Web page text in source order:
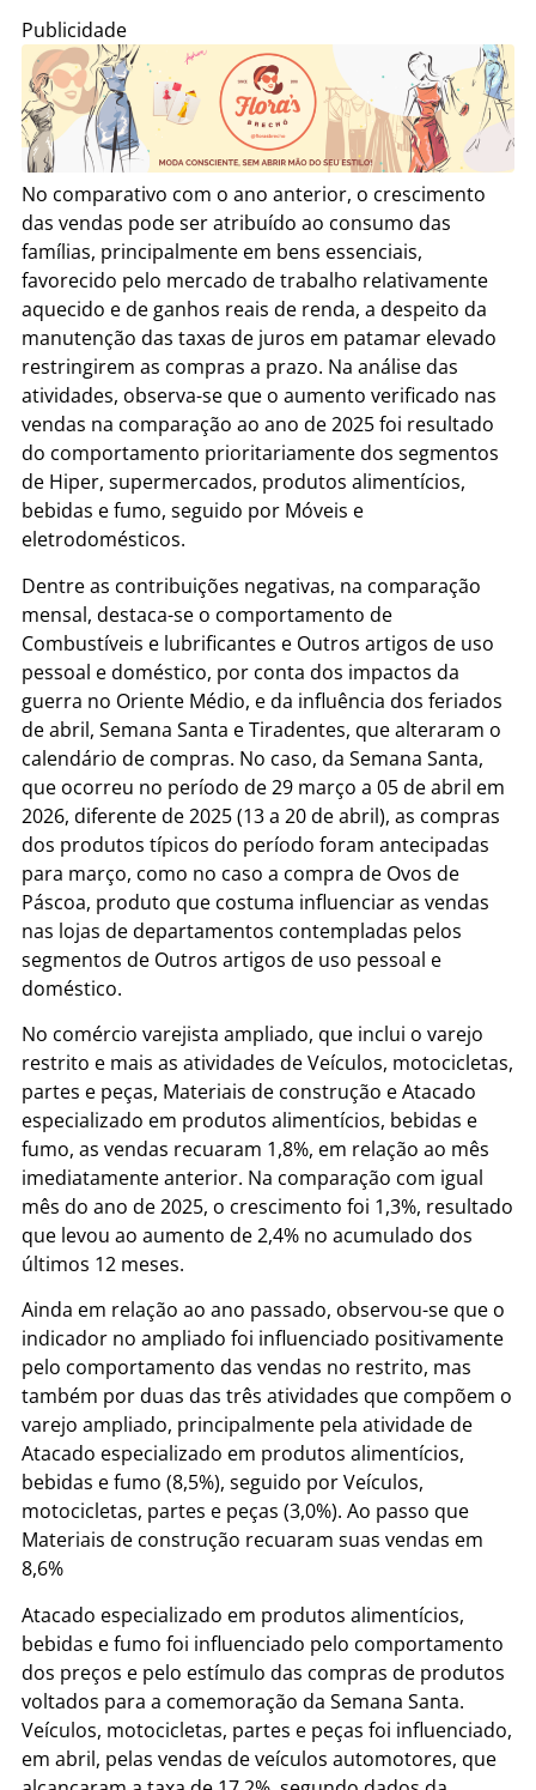
Publicidade
No comparativo com o ano anterior, o crescimento
das vendas pode ser atribuído ao consumo das
famílias, principalmente em bens essenciais,
favorecido pelo mercado de trabalho relativamente
aquecido e de ganhos reais de renda, a despeito da
manutenção das taxas de juros em patamar elevado
restringirem as compras a prazo. Na análise das
atividades, observa-se que o aumento verificado nas
vendas na comparação ao ano de 2025 foi resultado
do comportamento prioritariamente dos segmentos
de Hiper, supermercados, produtos alimentícios,
bebidas e fumo, seguido por Móveis e
eletrodomésticos.
Dentre as contribuições negativas, na comparação
mensal, destaca-se o comportamento de
Combustíveis e lubrificantes e Outros artigos de uso
pessoal e doméstico, por conta dos impactos da
guerra no Oriente Médio, e da influência dos feriados
de abril, Semana Santa e Tiradentes, que alteraram o
calendário de compras. No caso, da Semana Santa,
que ocorreu no período de 29 março a 05 de abril em
2026, diferente de 2025 (13 a 20 de abril), as compras
dos produtos típicos do período foram antecipadas
para março, como no caso a compra de Ovos de
Páscoa, produto que costuma influenciar as vendas
nas lojas de departamentos contempladas pelos
segmentos de Outros artigos de uso pessoal e
doméstico.
No comércio varejista ampliado, que inclui o varejo
restrito e mais as atividades de Veículos, motocicletas,
partes e peças, Materiais de construção e Atacado
especializado em produtos alimentícios, bebidas e
fumo, as vendas recuaram 1,8%, em relação ao mês
imediatamente anterior. Na comparação com igual
mês do ano de 2025, o crescimento foi 1,3%, resultado
que levou ao aumento de 2,4% no acumulado dos
últimos 12 meses.
Ainda em relação ao ano passado, observou-se que o
indicador no ampliado foi influenciado positivamente
pelo comportamento das vendas no restrito, mas
também por duas das três atividades que compõem o
varejo ampliado, principalmente pela atividade de
Atacado especializado em produtos alimentícios,
bebidas e fumo (8,5%), seguido por Veículos,
motocicletas, partes e peças (3,0%). Ao passo que
Materiais de construção recuaram suas vendas em
8,6%
Atacado especializado em produtos alimentícios,
bebidas e fumo foi influenciado pelo comportamento
dos preços e pelo estímulo das compras de produtos
voltados para a comemoração da Semana Santa.
Veículos, motocicletas, partes e peças foi influenciado,
em abril, pelas vendas de veículos automotores, que